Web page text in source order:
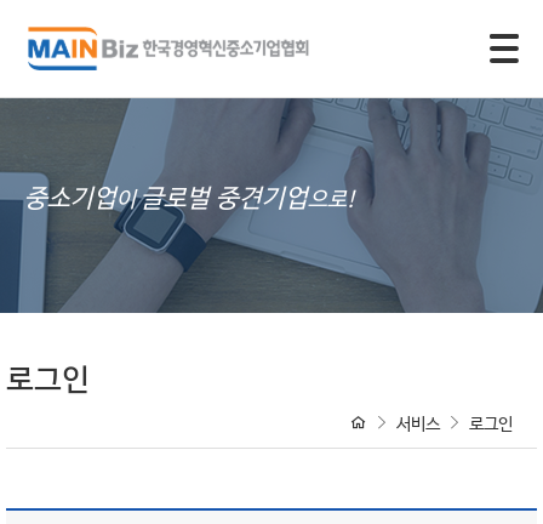
중소기업이글로벌 중견기업으로!
로그인
서비스 로그인